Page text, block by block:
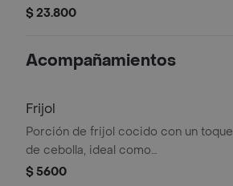
cebolla y lechuga.
$ 23.800
Acompañamientos
Frijol
Porción de frijol cocido con un toque
de cebolla, ideal como
acompañamiento.
$ 5600